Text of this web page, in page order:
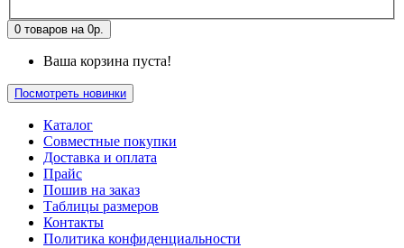
0 товаров на 0р.
Ваша корзина пуста!
Посмотреть новинки
Каталог
Совместные покупки
Доставка и оплата
Прайс
Пошив на заказ
Таблицы размеров
Контакты
Политика конфиденциальности